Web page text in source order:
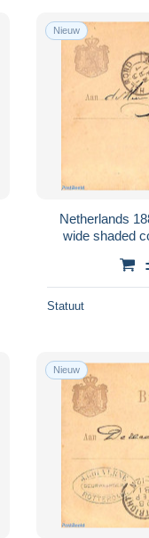
Nieuw
Netherlands 1881 Postcard 2.5c
wide shaded
Statuut
Nieuw